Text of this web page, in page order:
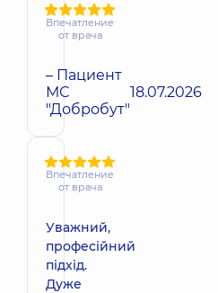
Впечатление
от врача
– Пациент
МС
"Добробут"
18.07.2026
Впечатление
от врача
Уважний,
професійний
підхід.
Дуже